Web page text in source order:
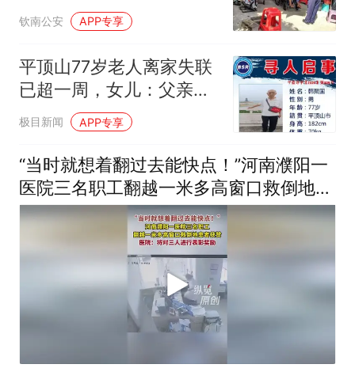
钦南公安 APP专享
平顶山77岁老人离家失联
已超一周，女儿：父亲出
门去我的叔叔家结果坐错
公交车，没带手机和身份
证
极目新闻 APP专享
“当时就想着翻过去能快点！”河南濮阳一
医院三名职工翻越一米多高窗口救倒地患
者获赞，医院：将对三人进行表彰奖励
（来源：河北日报）#暖心 #感人 #正能
量